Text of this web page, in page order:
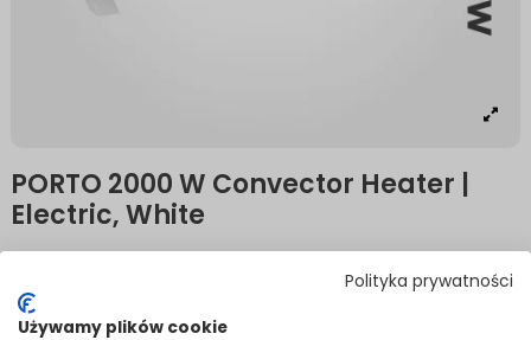
Polityka prywatności
Używamy plików cookie
PORTO 2000 W Convector Heater |
Electric, White
is a modern high-power convection heater, ideal for
larger spaces. Its elegant white glass front gives it a timeless look,
while the slim design fits perfectly into contemporary interiors.